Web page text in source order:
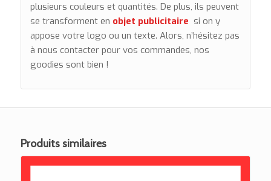
plusieurs couleurs et quantités. De plus, ils peuvent
se transforment en objet publicitaire si on y
appose votre logo ou un texte. Alors, n’hésitez pas
à nous contacter pour vos commandes, nos
goodies sont bien !
Produits similaires